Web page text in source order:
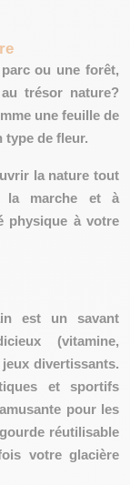
ou une forêt,
trésor nature?
une feuille de
type de fleur.
la nature tout
marche et à
physique à votre
est un savant
(vitamine,
jeux divertissants.
et sportifs
pour les
réutilisable
votre glacière